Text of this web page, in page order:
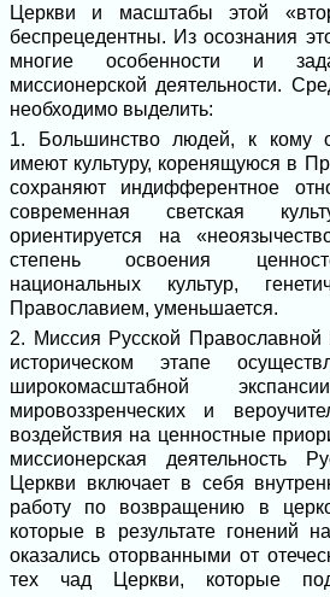
Церкви и масштабы этой
беспрецедентны. Из осознания
многие особенности и
миссионерской деятельности.
необходимо выделить:
1. Большинство людей, к кому
имеют культуру, коренящуюся в
сохраняют индифферентное
современная светская
ориентируется на
степень освоения
национальных культур,
Православием, уменьшается.
2. Миссия Русской
историческом этапе
широкомасштабной
мировоззренческих и
воздействия на ценностные
миссионерская деятельность
Церкви включает в себя
работу по возвращению в
которые в результате гонений
оказались оторванными от
тех чад Церкви, которые